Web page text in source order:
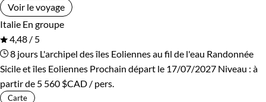
Voir le voyage
Italie En groupe
4,48 / 5
8 jours L'archipel des îles Eoliennes au fil de l'eau Randonnée
Sicile et îles Eoliennes Prochain départ le 17/07/2027 Niveau : à
partir de 5 560 $CAD / pers.
Carte